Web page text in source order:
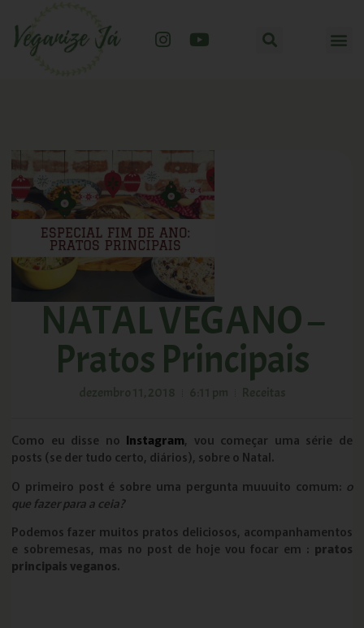
NATAL VEGANO –
Pratos Principais
Como eu disse no Instagram, vou começar uma série de
posts (se der tudo certo, diários), sobre o Natal.
O primeiro post é sobre uma pergunta muuuito comum: o
que fazer para a ceia?
Podemos fazer muitos pratos deliciosos, acompanhamentos
e sobremesas, mas no post de hoje vou focar em : pratos
principais veganos.